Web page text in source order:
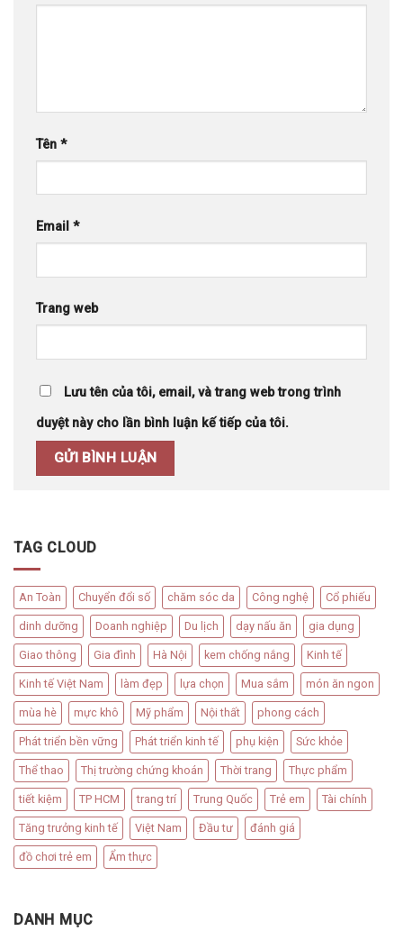
Tên *
Email *
Trang web
Lưu tên của tôi, email, và trang web trong trình
duyệt này cho lần bình luận kế tiếp của tôi.
TAG CLOUD
An Toàn Chuyển đổi số chăm sóc da Công nghệ Cổ phiếu
dinh dưỡng Doanh nghiệp Du lịch dạy nấu ăn gia dụng
Giao thông Gia đình Hà Nội kem chống nắng Kinh tế
Kinh tế Việt Nam làm đẹp lựa chọn Mua sắm món ăn ngon
mùa hè mực khô Mỹ phẩm Nội thất phong cách
Phát triển bền vững Phát triển kinh tế phụ kiện Sức khỏe
Thể thao Thị trường chứng khoán Thời trang Thực phẩm
tiết kiệm TP HCM trang trí Trung Quốc Trẻ em Tài chính
Tăng trưởng kinh tế Việt Nam Đầu tư đánh giá
đồ chơi trẻ em Ẩm thực
DANH MỤC